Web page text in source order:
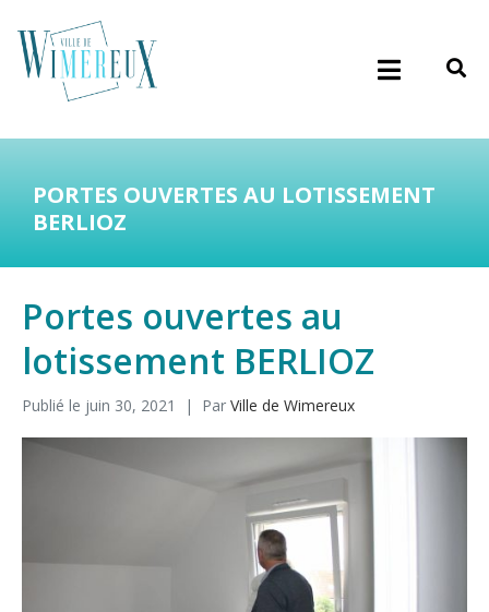
PORTES OUVERTES AU LOTISSEMENT
BERLIOZ
Portes ouvertes au
lotissement BERLIOZ
Publié le juin 30, 2021 Par Ville de Wimereux